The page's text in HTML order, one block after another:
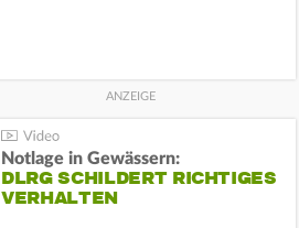
Notlage in Gewässern:
DLRG SCHILDERT RICHTIGES
VERHALTEN